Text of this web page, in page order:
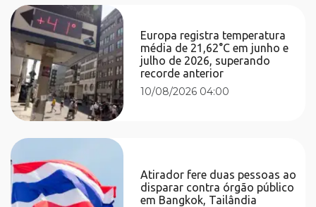
Europa registra temperatura
média de 21,62°C em junho e
julho de 2026, superando
recorde anterior
10/08/2026 04:00
Atirador fere duas pessoas ao
disparar contra órgão público
em Bangkok, Tailândia